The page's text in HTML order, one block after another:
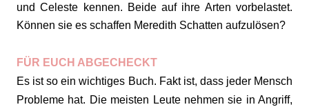
und Celeste kennen. Beide auf ihre Arten vorbelastet.
Können sie es schaffen Meredith Schatten aufzulösen?
FÜR EUCH ABGECHECKT
Es ist so ein wichtiges Buch. Fakt ist, dass jeder Mensch
Probleme hat. Die meisten Leute nehmen sie in Angriff,